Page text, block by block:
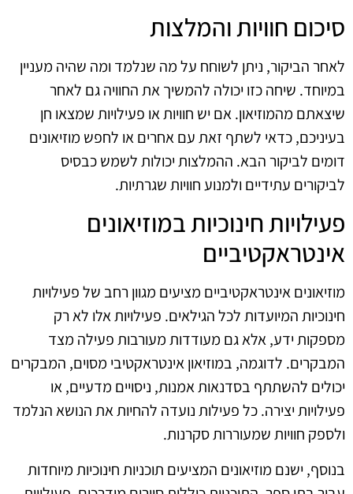
סיכום חוויות והמלצות
לאחר הביקור, ניתן לשוחח על מה שנלמד ומה שהיה מעניין
במיוחד. שיחה כזו יכולה להמשיך את החוויה גם לאחר
שיצאתם מהמוזיאון. אם יש חוויות או פעילויות שמצאו חן
בעיניכם, כדאי לשתף זאת עם אחרים או לחפש מוזיאונים
דומים לביקור הבא. ההמלצות יכולות לשמש כבסיס
לביקורים עתידיים ולמנוע חוויות שגרתיות.
פעילויות חינוכיות במוזיאונים
אינטראקטיביים
מוזיאונים אינטראקטיביים מציעים מגוון רחב של פעילויות
חינוכיות המיועדות לכל הגילאים. פעילויות אלו לא רק
מספקות ידע, אלא גם מעודדות מעורבות פעילה מצד
המבקרים. לדוגמה, במוזיאון אינטראקטיבי מסוים, המבקרים
יכולים להשתתף בסדנאות אמנות, ניסויים מדעיים, או
פעילויות יצירה. כל פעילות נועדה להחיות את הנושא הנלמד
ולספק חוויות שמעוררות סקרנות.
בנוסף, ישנם מוזיאונים המציעים תוכניות חינוכיות מיוחדות